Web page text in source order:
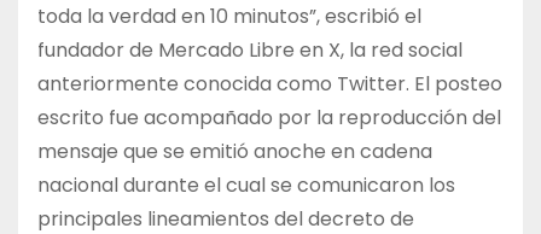
toda la verdad en 10 minutos”, escribió el
fundador de Mercado Libre en X, la red social
anteriormente conocida como Twitter. El posteo
escrito fue acompañado por la reproducción del
mensaje que se emitió anoche en cadena
nacional durante el cual se comunicaron los
principales lineamientos del decreto de